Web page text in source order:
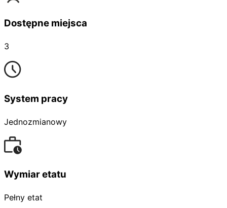
Dostępne miejsca
3
System pracy
Jednozmianowy
Wymiar etatu
Pełny etat